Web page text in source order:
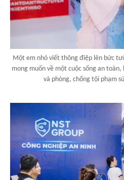
Một em nhỏ viết thông điệp lên bức
mong muốn về một cuộc sống an toàn,
và phòng, chống tội phạm